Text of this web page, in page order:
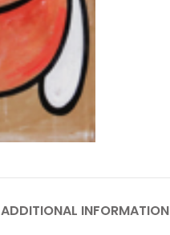
ADDITIONAL INFORMATION